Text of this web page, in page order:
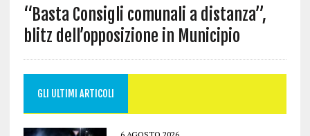
“Basta Consigli comunali a distanza”,
blitz dell’opposizione in Municipio
GLI ULTIMI ARTICOLI